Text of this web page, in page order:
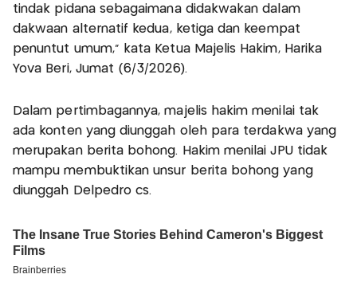
tindak pidana sebagaimana didakwakan dalam
dakwaan alternatif kedua, ketiga dan keempat
penuntut umum," kata Ketua Majelis Hakim, Harika
Yova Beri, Jumat (6/3/2026).
Dalam pertimbagannya, majelis hakim menilai tak
ada konten yang diunggah oleh para terdakwa yang
merupakan berita bohong. Hakim menilai JPU tidak
mampu membuktikan unsur berita bohong yang
diunggah Delpedro cs.